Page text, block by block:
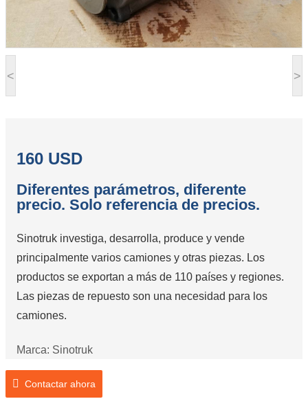
< >
160 USD
Diferentes parámetros, diferente
precio. Solo referencia de precios.
Sinotruk investiga, desarrolla, produce y vende
principalmente varios camiones y otras piezas. Los
productos se exportan a más de 110 países y regiones.
Las piezas de repuesto son una necesidad para los
camiones.
Marca: Sinotruk
Número de modelo: VG1560118229
Nombre del producto: Turbocompresor
Contactar ahora